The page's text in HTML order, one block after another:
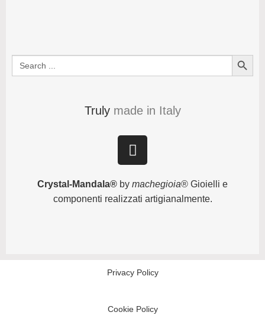
Search
for:
Search Button
Truly made in Italy
Crystal-Mandala® by machegioia® Gioielli e
componenti realizzati artigianalmente.
Privacy Policy
Cookie Policy